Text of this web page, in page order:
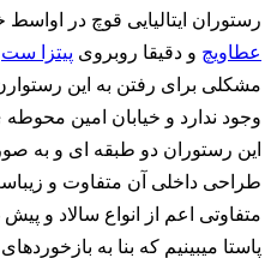
رستوران ایتالیایی قوچ در اواسط
عطاویچ و دقیقا روبروی پیتزا ست
مشکلی برای رفتن به این
وجود ندارد و خیابان امین
این رستوران دو طبقه ای و به
طراحی داخلی آن متفاوت و
متفاوتی اعم از انواع سالاد و پیش
پاستا میبینیم که بنا به